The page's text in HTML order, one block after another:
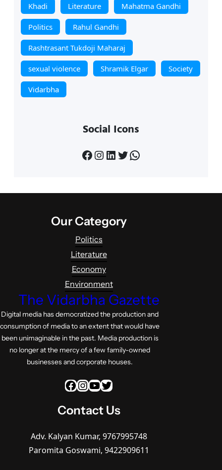
Khadi Literature Mahatma Gandhi
Politics Rahul Gandhi
Rashtrasant Tukdoji Maharaj
sexual violence Shramik Elgar Society
Vidarbha
Social Icons
Facebook InstagramLinkedIn Twitter WhatsApp
Our Category
Politics
Literature
Economy
Environment
The Vidarbha Gazette
Digital media has democratized the production and
consumption of media to an extent that would have
been unimaginable in the past. Media production is
no longer at the mercy of a few family-owned
businesses and corporate houses.
Facebook InstagramYouTube Twitter
Contact Us
Adv. Kalyan Kumar, 9767995748
Paromita Goswami, 9422909611